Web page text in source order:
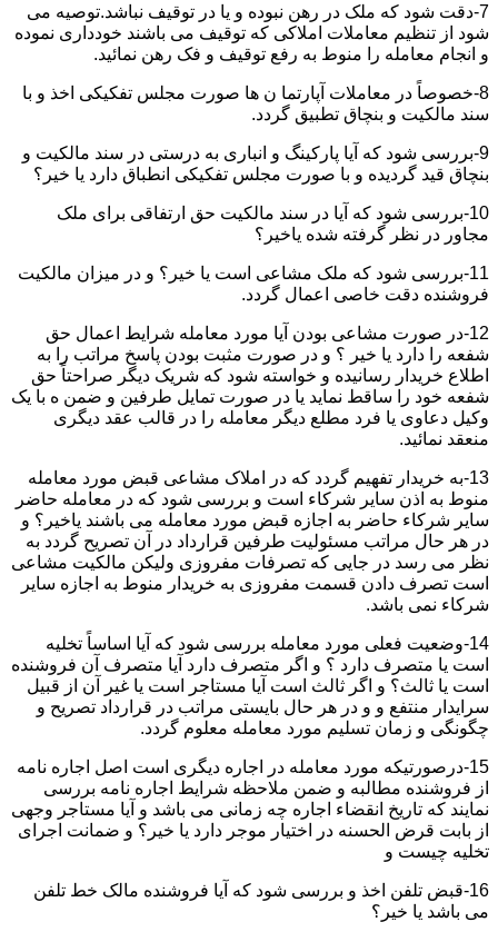
7-دقت شود که ملک در رهن نبوده و یا در توقیف نباشد.توصیه می
شود از تنظیم معاملات املاکی که توقیف می باشند خودداری نموده
و انجام معامله را منوط به رفع توقیف و فک رهن نمائید.
8-خصوصاً در معاملات آپارتما ن ها صورت مجلس تفکیکی اخذ و با
سند مالکیت و بنچاق تطبیق گردد.
9-بررسی شود که آیا پارکینگ و انباری به درستی در سند مالکیت و
بنچاق قید گردیده و با صورت مجلس تفکیکی انطباق دارد یا خیر؟
10-بررسی شود که آیا در سند مالکیت حق ارتفاقی برای ملک
مجاور در نظر گرفته شده یاخیر؟
11-بررسی شود که ملک مشاعی است یا خیر؟ و در میزان مالکیت
فروشنده دقت خاصی اعمال گردد.
12-در صورت مشاعی بودن آیا مورد معامله شرایط اعمال حق
شفعه را دارد یا خیر ؟ و در صورت مثبت بودن پاسخ مراتب را به
اطلاع خریدار رسانیده و خواسته شود که شریک دیگر صراحتاً حق
شفعه خود را ساقط نماید یا در صورت تمایل طرفین و ضمن ه با یک
وکیل دعاوی یا فرد مطلع دیگر معامله را در قالب عقد دیگری
منعقد نمائید.
13-به خریدار تفهیم گردد که در املاک مشاعی قبض مورد معامله
منوط به اذن سایر شرکاء است و بررسی شود که در معامله حاضر
سایر شرکاء حاضر به اجازه قبض مورد معامله می باشند یاخیر؟ و
در هر حال مراتب مسئولیت طرفین قرارداد در آن تصریح گردد به
نظر می رسد در جایی که تصرفات مفروزی ولیکن مالکیت مشاعی
است تصرف دادن قسمت مفروزی به خریدار منوط به اجازه سایر
شرکاء نمی باشد.
14-وضعیت فعلی مورد معامله بررسی شود که آیا اساساً تخلیه
است یا متصرف دارد ؟ و اگر متصرف دارد آیا متصرف آن فروشنده
است یا ثالث؟ و اگر ثالث است آیا مستاجر است یا غیر آن از قبیل
سرایدار منتفع و و در هر حال بایستی مراتب در قرارداد تصریح و
چگونگی و زمان تسلیم مورد معامله معلوم گردد.
15-درصورتیکه مورد معامله در اجاره دیگری است اصل اجاره نامه
از فروشنده مطالبه و ضمن ملاحظه شرایط اجاره نامه بررسی
نمایند که تاریخ انقضاء اجاره چه زمانی می باشد و آیا مستاجر وجهی
از بابت قرض الحسنه در اختیار موجر دارد یا خیر؟ و ضمانت اجرای
تخلیه چیست و
16-قبض تلفن اخذ و بررسی شود که آیا فروشنده مالک خط تلفن
می باشد یا خیر؟